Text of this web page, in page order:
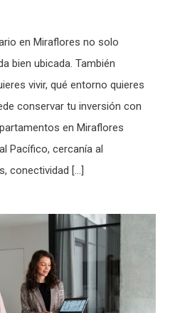
en Miraflores no solo
bien ubicada. También
vivir, qué entorno quieres
conservar tu inversión con
en Miraflores
Pacífico, cercanía al
conectividad […]